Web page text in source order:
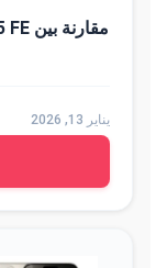
يناير 13, 2026